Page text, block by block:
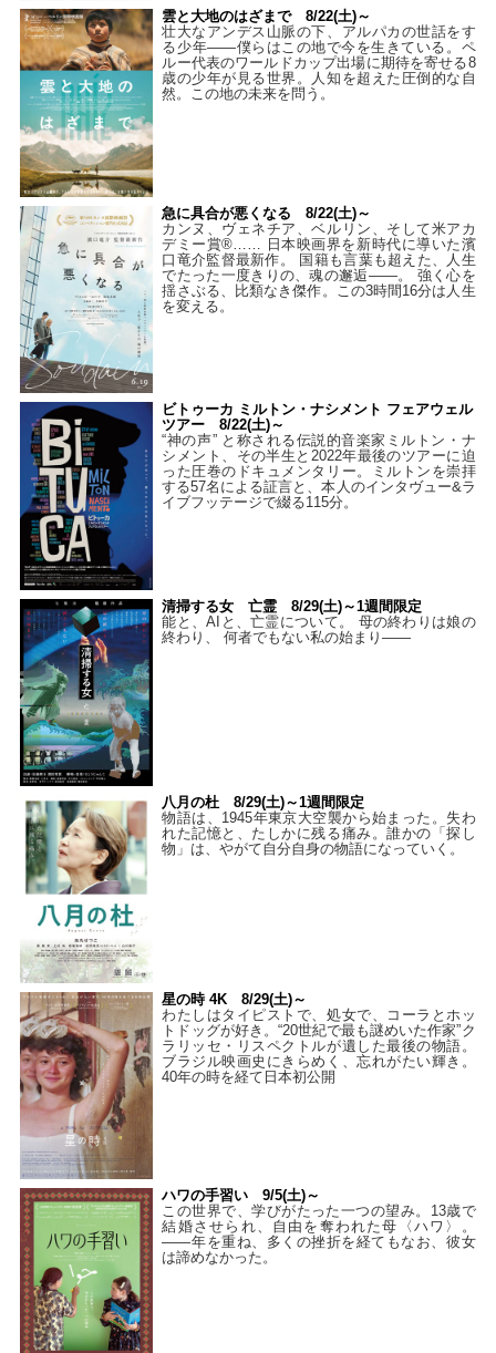
雲と大地のはざまで 8/22(土)～
壮大なアンデス山脈の下、アルパカの世話をす
る少年――僕らはこの地で今を生きている。ペ
ルー代表のワールドカップ出場に期待を寄せる8
歳の少年が見る世界。人知を超えた圧倒的な自
然。この地の未来を問う。
急に具合が悪くなる 8/22(土)～
カンヌ、ヴェネチア、ベルリン、そして米アカ
デミー賞®…… 日本映画界を新時代に導いた濱
口竜介監督最新作。 国籍も言葉も超えた、人生
でたった一度きりの、魂の邂逅――。 強く心を
揺さぶる、比類なき傑作。この3時間16分は人生
を変える。
ビトゥーカ ミルトン・ナシメント フェアウェル
ツアー 8/22(土)～
“神の声” と称される伝説的音楽家ミルトン・ナ
シメント、その半生と2022年最後のツアーに迫
った圧巻のドキュメンタリー。ミルトンを崇拝
する57名による証言と、本人のインタヴュー&ラ
イブフッテージで綴る115分。
清掃する女 亡霊 8/29(土)～1週間限定
能と、AIと、亡霊について。 母の終わりは娘の
終わり、 何者でもない私の始まり――
八月の杜 8/29(土)～1週間限定
物語は、1945年東京大空襲から始まった。失わ
れた記憶と、たしかに残る痛み。誰かの「探し
物」は、やがて自分自身の物語になっていく。
星の時 4K 8/29(土)～
わたしはタイピストで、処⼥で、コーラとホッ
トドッグが好き。“20世紀で最も謎めいた作家”ク
ラリッセ・リスペクトルが遺した最後の物語。
ブラジル映画史にきらめく、忘れがたい輝き。
40年の時を経て⽇本初公開
ハワの手習い 9/5(土)～
この世界で、学びがたった一つの望み。13歳で
結婚させられ、自由を奪われた母〈ハワ〉。
——年を重ね、多くの挫折を経てもなお、彼女
は諦めなかった。